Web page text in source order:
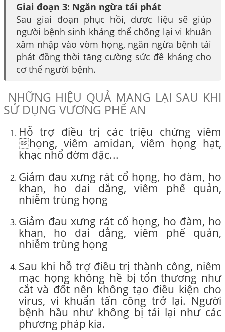
Giai đoạn 3: Ngăn ngừa tái phát
Sau giai đoạn phục hồi, dược liệu sẽ giúp
người bệnh sinh kháng thể chống lại vi khuân
xâm nhập vào vòm họng, ngăn ngừa bệnh tái
phát đồng thời tăng cường sức đề kháng cho
cơ thể người bệnh.
NHỮNG HIỆU QUẢ MANG LẠI SAU KHI
SỬ DỤNG VƯƠNG PHẾ AN
Hỗ trợ điều trị các triệu chứng viêm
họng, viêm amidan, viêm họng hạt,
khạc nhổ đờm đặc...
Giảm đau xưng rát cổ họng, ho đàm, ho
khan, ho dai dẳng, viêm phế quản,
nhiễm trùng họng
Giảm đau xưng rát cổ họng, ho đàm, ho
khan, ho dai dẳng, viêm phế quản,
nhiễm trùng họng
Sau khi hỗ trợ điều trị thành công, niêm
mạc họng không hề bị tổn thương như
cắt và đốt nên không tạo điều kiện cho
virus, vi khuẩn tấn công trở lại. Người
bệnh hầu như không bị tái lại như các
phương pháp kia.